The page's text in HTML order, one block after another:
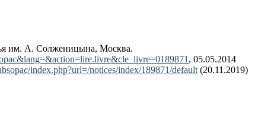
им. А. Солженицына, Москва.
, 05.05.2014
index.php?url=/notices/index/189871/default (20.11.2019)